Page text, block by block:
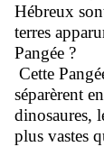
Hébreux
terres
Pangée ?
Cette
séparèrent
dinosaures,
plus vastes